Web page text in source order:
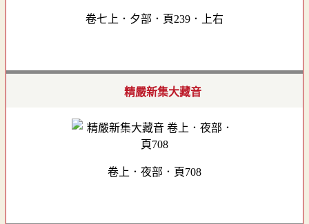
卷七上．夕部．頁239．上右
精嚴新集大藏音
卷上．夜部．頁708